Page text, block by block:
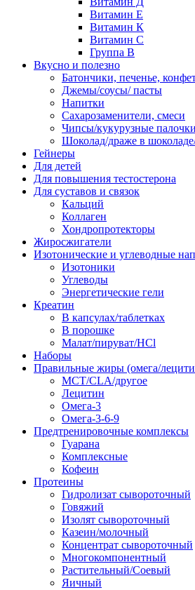
Витамин Е
Витамин К
Витамин С
Группа В
Вкусно и полезно
Батончики, печенье,
Джемы/соусы/ пасты
Напитки
Сахарозаменители, смеси
Чипсы/кукурузные палочки
Шоколад/драже в
Гейнеры
Для детей
Для повышения тестостерона
Для суставов и связок
Кальций
Коллаген
Хондропротекторы
Жиросжигатели
Изотонические и углеводные
Изотоники
Углеводы
Энергетические гели
Креатин
В капсулах/таблетках
В порошке
Малат/пируват/HCl
Наборы
Правильные жиры (омега/
MCT/CLA/другое
Лецитин
Омега-3
Омега-3-6-9
Предтренировочные комплексы
Гуарана
Комплексные
Кофеин
Протеины
Гидролизат сывороточный
Говяжий
Изолят сывороточный
Казеин/молочный
Концентрат сывороточный
Многокомпонентный
Растительный/Соевый
Яичный